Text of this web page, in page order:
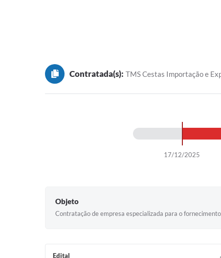
Contratada(s): TMS Cestas Importação e
17/12/2025
Objeto
Contratação de empresa especializada para o
Edital